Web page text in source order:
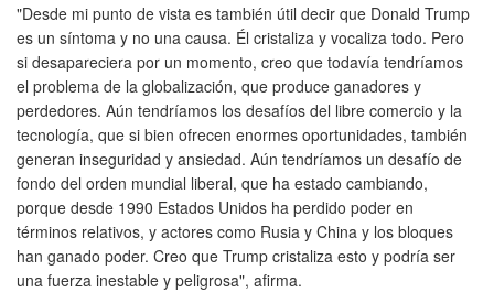
"Desde mi punto de vista es también útil decir que Donald Trump
es un síntoma y no una causa. Él cristaliza y vocaliza todo. Pero
si desapareciera por un momento, creo que todavía tendríamos
el problema de la globalización, que produce ganadores y
perdedores. Aún tendríamos los desafíos del libre comercio y la
tecnología, que si bien ofrecen enormes oportunidades, también
generan inseguridad y ansiedad. Aún tendríamos un desafío de
fondo del orden mundial liberal, que ha estado cambiando,
porque desde 1990 Estados Unidos ha perdido poder en
términos relativos, y actores como Rusia y China y los bloques
han ganado poder. Creo que Trump cristaliza esto y podría ser
una fuerza inestable y peligrosa", afirma.